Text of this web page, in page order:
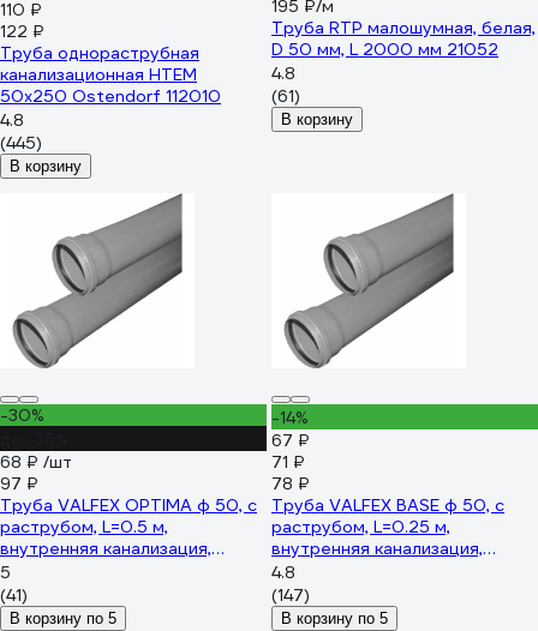
110 ₽
122 ₽
Труба однораструбная
канализационная HTEM
50х250 Ostendorf 112010
4.8
(445)
В корзину
195 ₽/м
Труба RTP малошумная, белая,
D 50 мм, L 2000 мм 21052
4.8
(61)
В корзину
-30%
68 ₽ /шт
97 ₽
Труба VALFEX OPTIMA ф 50, с
раструбом, L=0.5 м,
внутренняя канализация,
толщина стенки 1.5
220500050
5
(41)
В корзину по 5
-14%
67 ₽
71 ₽
78 ₽
Труба VALFEX BASE ф 50, с
раструбом, L=0.25 м,
внутренняя канализация,
толщина стенки 1.8
200500025
4.8
(147)
В корзину по 5